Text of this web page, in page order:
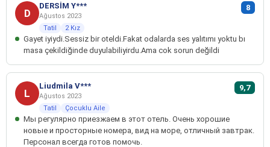
D
DERSİM Y***
Ağustos 2023
Tatil
2 Kız
8
Gayet iyiydi.Sessiz bir oteldi.Fakat odalarda ses yalıtımı yoktu bı
masa çekildiğinde duyulabiliyirdu.Ama cok sorun değildi
L
Liudmila V***
Ağustos 2023
Tatil
Çocuklu Aile
9,7
Мы регулярно приезжаем в этот отель. Очень хорошие
новые и просторные номера, вид на море, отличный завтрак.
Персонал всегда готов помочь.